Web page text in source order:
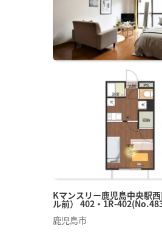
Kマンスリー鹿児島中央駅
ル前） 402・1R-
鹿児島市